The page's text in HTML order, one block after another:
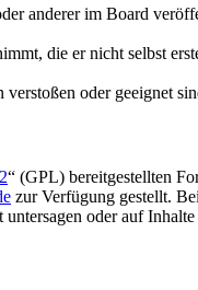
anderer im Board
die er nicht selbst
oder geeignet
“ (GPL) bereitgestellten
zur Verfügung gestellt.
oder auf